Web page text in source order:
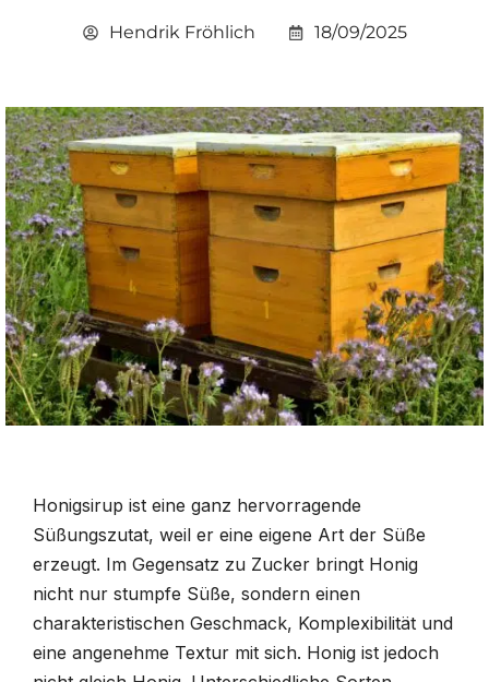
Hendrik Fröhlich 18/09/2025
Honigsirup ist eine ganz hervorragende
Süßungszutat, weil er eine eigene Art der Süße
erzeugt. Im Gegensatz zu Zucker bringt Honig
nicht nur stumpfe Süße, sondern einen
charakteristischen Geschmack, Komplexibilität und
eine angenehme Textur mit sich. Honig ist jedoch